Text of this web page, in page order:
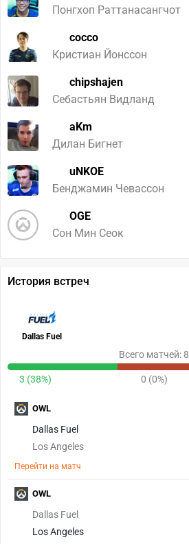
Понгхоп Раттанасангчот
cocco
Кристиан Йонссон
chipshajen
Себастьян Видланд
aKm
Дилан Бигнет
uNKOE
Бенджамин Чевассон
OGE
Сон Мин Сеок
История встреч
Dallas Fuel
Всего матчей: 8
3 (38%) 0 (0%)
Dallas Fuel
Los Angeles
Перейти на матч
OWL
Dallas Fuel
Los Angeles
OWL